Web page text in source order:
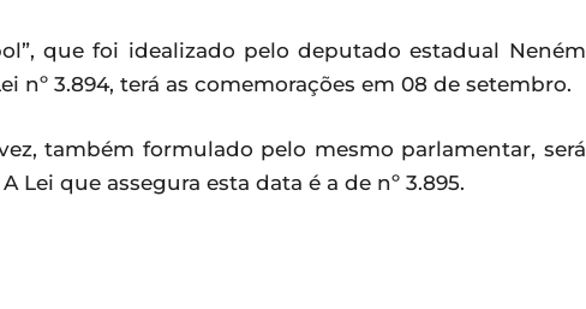
que foi idealizado pelo deputado estadual Neném
nº 3.894, terá as comemorações em 08 de setembro.
também formulado pelo mesmo parlamentar, será
Lei que assegura esta data é a de nº 3.895.